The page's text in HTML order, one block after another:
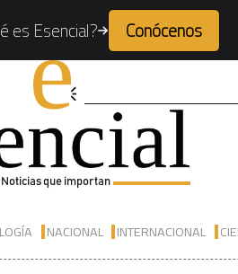
es Esencial? Conócenos
Noticias que importan
NACIONAL INTERNACIONAL